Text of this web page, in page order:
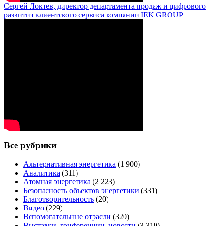
Сергей Локтев, директор департамента продаж и цифрового
развития клиентского сервиса компании IEK GROUP
Все рубрики
Альтернативная энергетика (1 900)
Аналитика (311)
Атомная энергетика (2 223)
Безопасность объектов энергетики (331)
Благотворительность (20)
Видео (229)
Вспомогательные отрасли (320)